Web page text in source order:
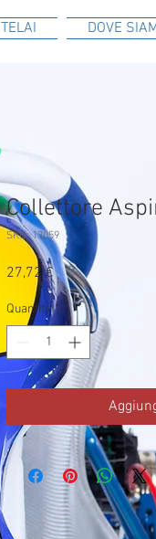
TELAI DOVE
Collettore
SKU: 13059
27,72 €Prezzo
Quantità *